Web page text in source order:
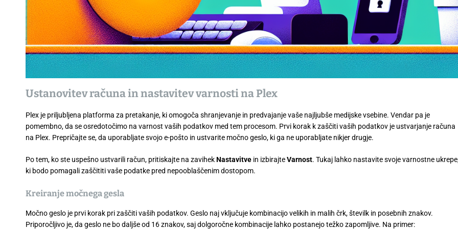
Ustanovitev računa in nastavitev varnosti na Plex
Plex je priljubljena platforma za pretakanje, ki omogoča shranjevanje in predvajanje vaše najljubše medijske vsebine. Vendar pa je
pomembno, da se osredotočimo na varnost vaših podatkov med tem procesom. Prvi korak k zaščiti vaših podatkov je ustvarjanje računa
na Plex. Prepričajte se, da uporabljate svojo e-pošto in ustvarite močno geslo, ki ga ne uporabljate nikjer drugje.
Po tem, ko ste uspešno ustvarili račun, pritiskajte na zavihekNastavitve in izbirajteVarnost. Tukaj lahko nastavite svoje varnostne
ki bodo pomagali zaščititi vaše podatke pred nepooblaščenim dostopom.
Kreiranje močnega gesla
Močno geslo je prvi korak pri zaščiti vaših podatkov. Geslo naj vključuje kombinacijo velikih in malih črk, številk in posebnih znakov.
Priporočljivo je, da geslo ne bo daljše od 16 znakov, saj dolgoročne kombinacije lahko postanejo težko zapomljive. Na primer: